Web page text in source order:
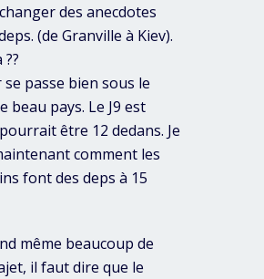
des anecdotes
(de Granville à Kiev).
passe bien sous le
beau pays. Le J9 est
être 12 dedans. Je
comment les
font des deps à 15
même beaucoup de
il faut dire que le